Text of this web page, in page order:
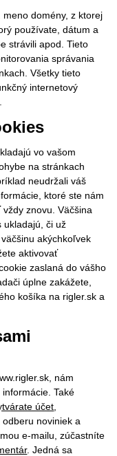
domény, z ktorej
používate, dátum a
strávili apod. Tieto
správania
Všetky tieto
internetový
vo vašom
na stránkach
neudržali váš
ktoré ste nám
znovu. Väčšina
ukladajú, či už
akýchkoľvek
aktivovať
zaslaná do vášho
úplne zakážete,
košíka na rigler.sk a
nám
Také
účet
noviniek a
e-mailu, zúčastníte
. Jedná sa